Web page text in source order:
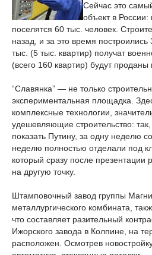
Сейчас это
объект в России:
поселятся 60 тыс. человек.
назад, и за это время
тыс. (5 тыс. квартир) получат
(всего 160 квартир) будут
“Славянка” — не только
экспериментальная площадка.
комплексные технологии,
удешевляющие строительство:
показать Путину, за одну неделю
неделю полностью отделали под
который сразу после презентации
на другую точку.
Штамповочный завод группы
металлургического комбината,
что составляет разительный
Ижорского завода в Колпине, на
расположен. Осмотрев